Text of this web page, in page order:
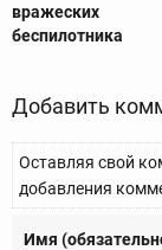
вражеских
беспилотника
Добавить
Оставляя свой
добавления
Имя